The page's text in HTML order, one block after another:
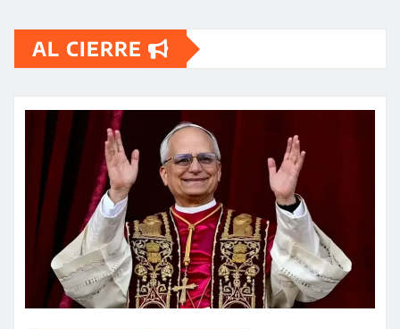
AL CIERRE